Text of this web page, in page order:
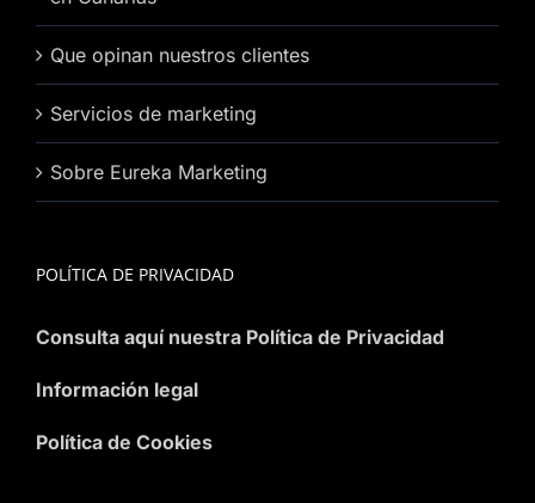
Que opinan nuestros clientes
Servicios de marketing
Sobre Eureka Marketing
POLÍTICA DE PRIVACIDAD
Consulta aquí nuestra Política de Privacidad
Información legal
Política de Cookies